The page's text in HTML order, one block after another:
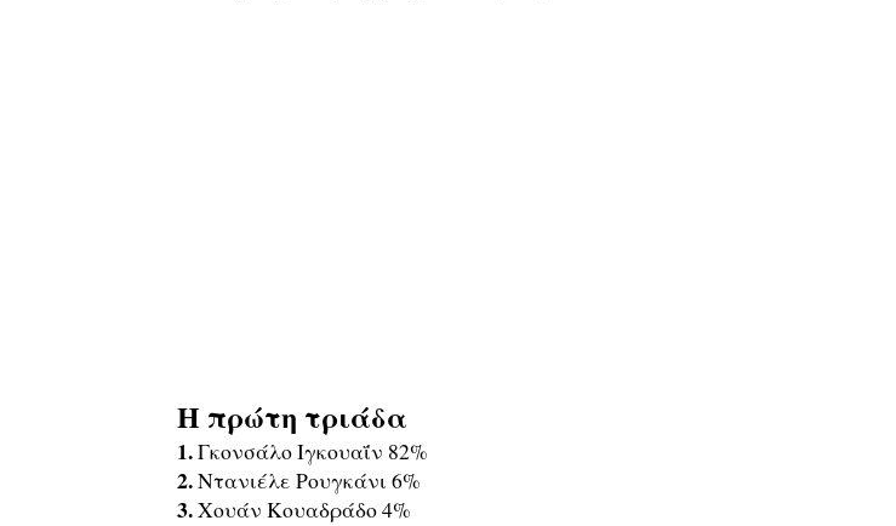
Η πρώτη τριάδα
1.Γκονσάλο Ιγκουαΐν 82%
2.Ντανιέλε Ρουγκάνι 6%
3.Χουάν Κουαδράδο 4%